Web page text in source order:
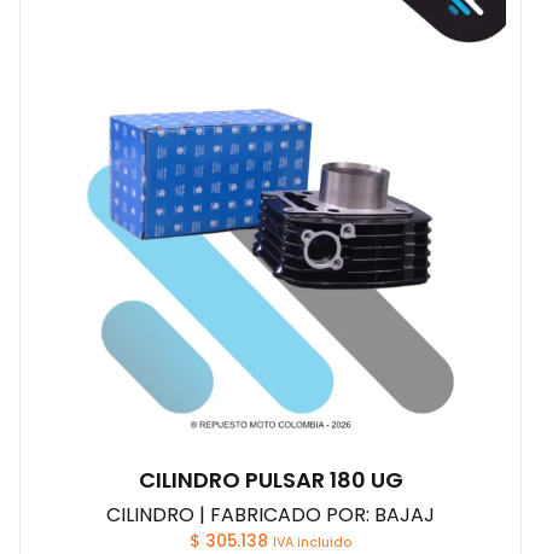
CILINDRO PULSAR 180 UG
CILINDRO | FABRICADO POR: BAJAJ
$ 305.138 IVA incluido